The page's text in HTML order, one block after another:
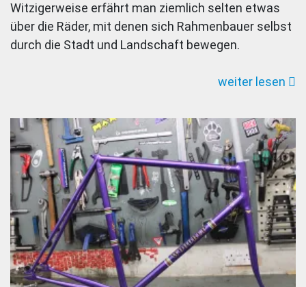
Bruce
Gordon
Green
Witzigerweise erfährt man ziemlich selten etwas
über die Räder, mit denen sich Rahmenbauer selbst
durch die Stadt und Landschaft bewegen.
weiter lesen